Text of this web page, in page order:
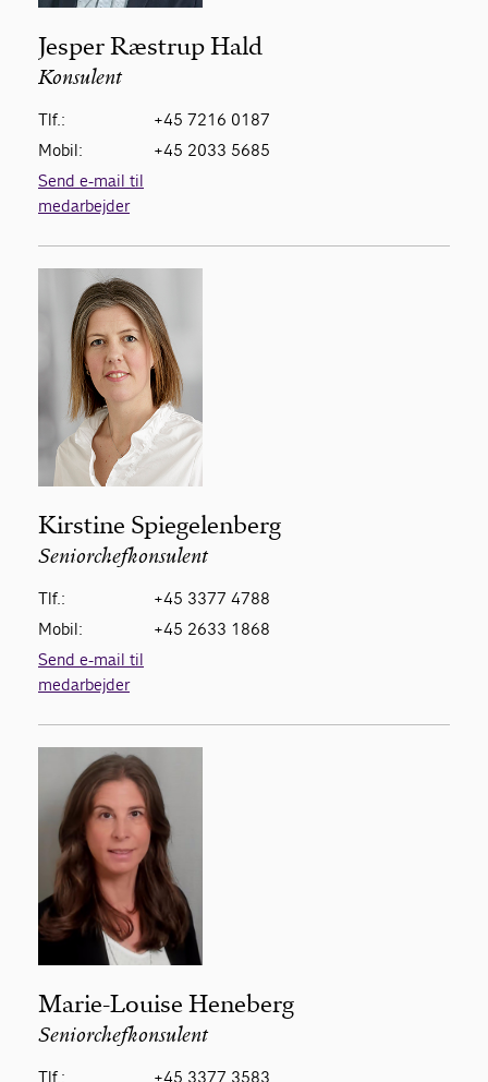
Jesper Ræstrup Hald
Konsulent
Tlf.:
+45 7216 0187
Mobil:
+45 2033 5685
Send e-mail til
medarbejder
Kirstine Spiegelenberg
Seniorchefkonsulent
Tlf.:
+45 3377 4788
Mobil:
+45 2633 1868
Send e-mail til
medarbejder
Marie-Louise Heneberg
Seniorchefkonsulent
Tlf.:
+45 3377 3583